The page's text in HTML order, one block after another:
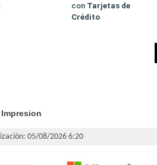
con Tarjetas de
Crédito
05/08/2026 6:20